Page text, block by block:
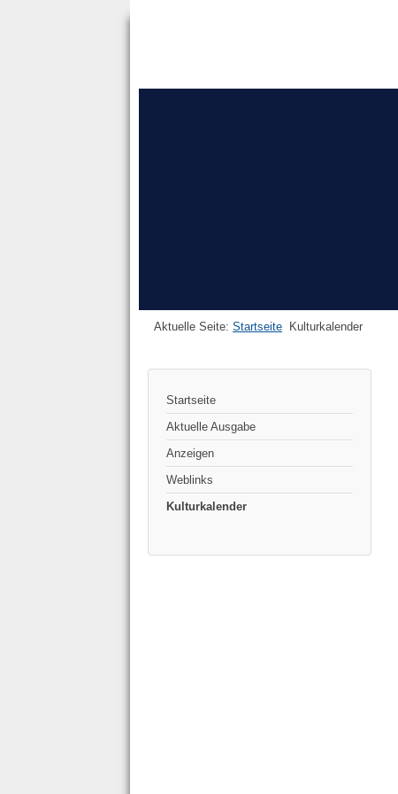
Aktuelle Seite: Startseite Kulturkalender
Startseite
Aktuelle Ausgabe
Anzeigen
Weblinks
Kulturkalender